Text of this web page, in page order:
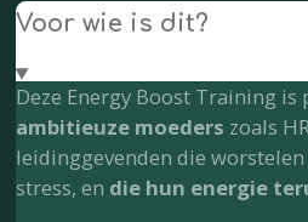
Voor wie is dit?
Deze Energy Boost Training is
ambitieuze moeders zoals
leidinggevenden die
stress, en die hun energie